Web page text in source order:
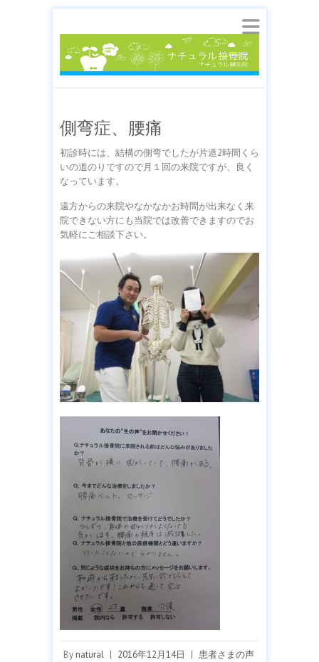
側弯症、腰痛
初診時には、結構の側弯でしたが片道2時間くら
いの道のりですので月１回の来院ですが、良く
なっています。
遠方からの来院やなかなかお時間が出来なく来
院できない方にも当院では改善できますのでお
気軽にご相談下さい。
By natural | 2016年12月14日 | 患者さまの声